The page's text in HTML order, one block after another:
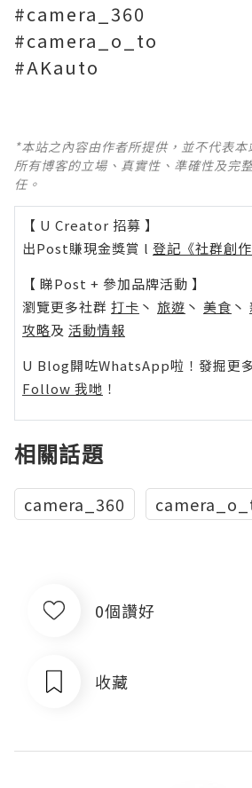
#camera_360
#camera_o_to
#AKauto
*本站之內容由作者所提供，並不代表
所有博客的立場、真實性、準確性及完
任。
【 U Creator 招募 】
出Post賺現金獎賞 l 登記《社群創作
【 睇Post + 參加品牌活動 】
瀏覽更多社群 打卡 丶 旅遊 丶 美食 丶
攻略及 活動情報
U Blog開咗WhatsApp啦！發掘更
Follow 我哋 ！
相關話題
camera_360
0個讚好
收藏